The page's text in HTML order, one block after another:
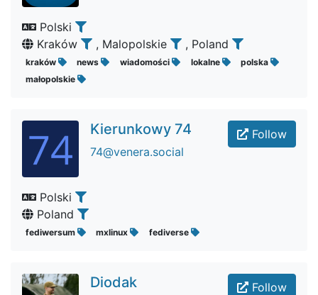
Polski
Kraków
, Malopolskie , Poland
kraków news wiadomości lokalne
polska
małopolskie
Follow
Kierunkowy 74
74@venera.social
Polski
Poland
fediwersum mxlinux fediverse
Follow
Diodak